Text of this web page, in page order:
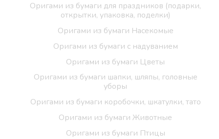
Оригами из бумаги для праздников (подарки,
открытки, упаковка, поделки)
Оригами из бумаги Насекомые
Оригами из бумаги с надуванием
Оригами из бумаги Цветы
Оригами из бумаги шапки, шляпы, головные
уборы
Оригами из бумаги коробочки, шкатулки, тато
Оригами из бумаги Животные
Оригами из бумаги Птицы